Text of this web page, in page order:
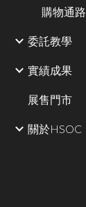
購物通路
委託教學
實績成果
展售門市
關於HSOC